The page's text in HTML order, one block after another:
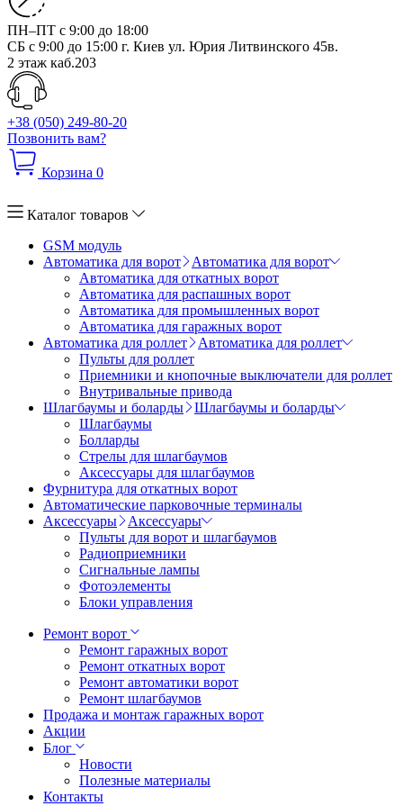
ПН–ПТ с 9:00 до 18:00
СБ с 9:00 до 15:00 г. Киев ул. Юрия Литвинского 45в.
2 этаж каб.203
+38 (050) 249-80-20
Позвонить вам?
Корзина 0
Каталог товаров
GSM модуль
Автоматика для ворот
Автоматика для ворот
Автоматика для откатных ворот
Автоматика для распашных ворот
Автоматика для промышленных ворот
Автоматика для гаражных ворот
Автоматика для роллет
Автоматика для роллет
Пульты для роллет
Приемники и кнопочные выключатели для роллет
Внутривальные привода
Шлагбаумы и боларды
Шлагбаумы и боларды
Шлагбаумы
Болларды
Стрелы для шлагбаумов
Аксессуары для шлагбаумов
Фурнитура для откатных ворот
Автоматические парковочные терминалы
Аксессуары
Аксессуары
Пульты для ворот и шлагбаумов
Радиоприемники
Сигнальные лампы
Фотоэлементы
Блоки управления
Ремонт ворот
Ремонт гаражных ворот
Ремонт откатных ворот
Ремонт автоматики ворот
Ремонт шлагбаумов
Продажа и монтаж гаражных ворот
Акции
Блог
Новости
Полезные материалы
Контакты